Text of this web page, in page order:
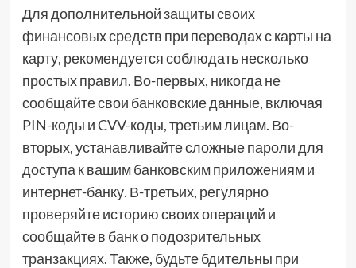
Для дополнительной защиты своих
финансовых средств при переводах с карты на
карту, рекомендуется соблюдать несколько
простых правил. Во-первых, никогда не
сообщайте свои банковские данные, включая
PIN-коды и CVV-коды, третьим лицам. Во-
вторых, устанавливайте сложные пароли для
доступа к вашим банковским приложениям и
интернет-банку. В-третьих, регулярно
проверяйте историю своих операций и
сообщайте в банк о подозрительных
транзакциях. Также, будьте бдительны при